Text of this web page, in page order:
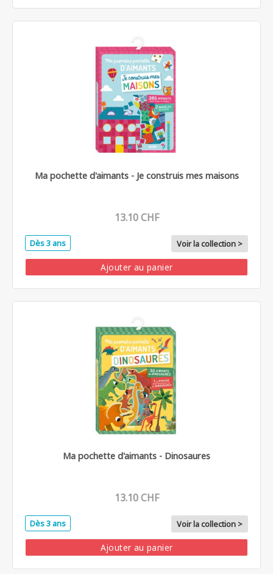
Ma pochette d'aimants - Je construis mes maisons
13.10 CHF
Dès 3 ans Voir la collection >
Ajouter au panier
Ma pochette d'aimants - Dinosaures
13.10 CHF
Dès 3 ans Voir la collection >
Ajouter au panier